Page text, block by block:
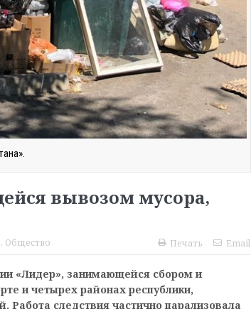
вывозом мусора,
, Общество Печать Email
«Лидер», занимающейся сбором и
и четырех районах республики,
следствия частично парализовала